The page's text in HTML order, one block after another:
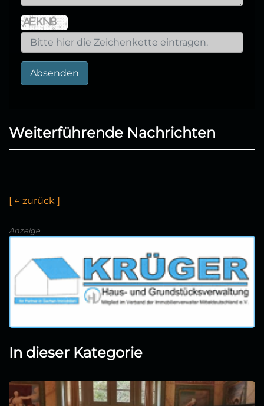
Absenden
Weiterführende Nachrichten
[ ← u rü c k ]
Anzeige
In dieser Kategorie